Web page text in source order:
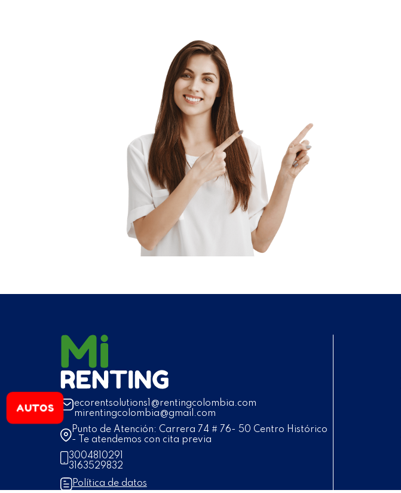
AUTOS
ecorentsolutions1@rentingcolombia.com
mirentingcolombia@gmail.com
Punto de Atención: Carrera 74 # 76- 50 Centro Histórico
- Te atendemos con cita previa
3004810291
3163529832
Política de datos